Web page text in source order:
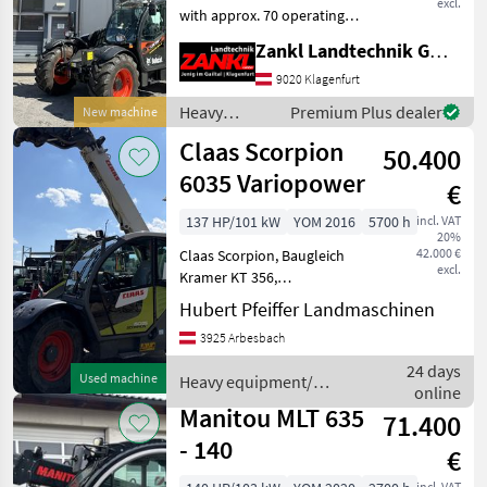
New machine
with approx. 70 operating
immediately at a special
price! 3-year original Bobcat
factory warranty—effective
from the date of
Zankl Landtechnik GmbH
9020 Klagenfurt
Heavy
equipment/
construction
machines /
Bobcat
Premium Plus dealer
Used machine
Claas Scorpion
6035 Variopower
50.400
€
incl. VAT
20%
42.000 €
excl.
137 HP/101 kW YOM 2016
5700 h
Claas Scorpion, Baugleich
Kramer KT 356,
Strassenzulassung,
Geräteveriegelung
hydraulisch, guter Zustandt
Palettengabel und Schaufel
auf lag
Hubert Pfeiffer Landmaschinen
3925 Arbesbach
Heavy equipment/
construction machines /
Claas
24 days
online
Manitou MLT 635
- 140
71.400
€